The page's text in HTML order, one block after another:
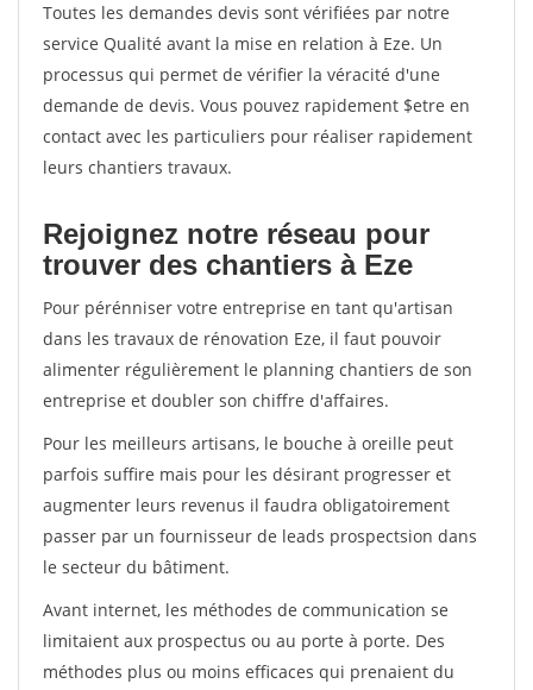
Toutes les demandes devis sont vérifiées par notre
service Qualité avant la mise en relation à Eze. Un
processus qui permet de vérifier la véracité d'une
demande de devis. Vous pouvez rapidement $etre en
contact avec les particuliers pour réaliser rapidement
leurs chantiers travaux.
Rejoignez notre réseau pour
trouver des chantiers à Eze
Pour pérénniser votre entreprise en tant qu'artisan
dans les travaux de rénovation Eze, il faut pouvoir
alimenter régulièrement le planning chantiers de son
entreprise et doubler son chiffre d'affaires.
Pour les meilleurs artisans, le bouche à oreille peut
parfois suffire mais pour les désirant progresser et
augmenter leurs revenus il faudra obligatoirement
passer par un fournisseur de leads prospectsion dans
le secteur du bâtiment.
Avant internet, les méthodes de communication se
limitaient aux prospectus ou au porte à porte. Des
méthodes plus ou moins efficaces qui prenaient du